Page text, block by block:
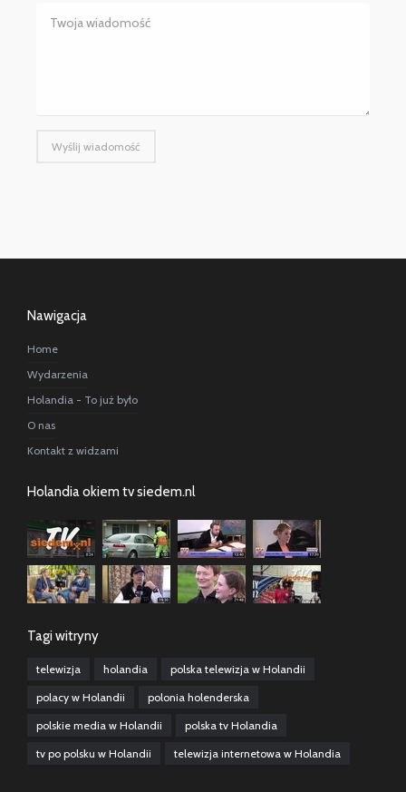
Wyślij wiadomość
Nawigacja
Home
Wydarzenia
Holandia - To już było
O nas
Kontakt z widzami
Holandia okiem tv siedem.nl
Tagi witryny
telewizja holandia polska telewizja w Holandii
polacy w Holandii polonia holenderska
polskie media w Holandii polska tv Holandia
tv po polsku w Holandii telewizja internetowa w Holandia